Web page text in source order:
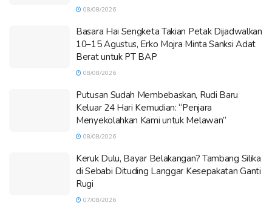
08/08/2026
Basara Hai Sengketa Takian Petak Dijadwalkan
10–15 Agustus, Erko Mojra Minta Sanksi Adat
Berat untuk PT BAP
08/08/2026
Putusan Sudah Membebaskan, Rudi Baru
Keluar 24 Hari Kemudian: “Penjara
Menyekolahkan Kami untuk Melawan”
08/08/2026
Keruk Dulu, Bayar Belakangan? Tambang Silika
di Sebabi Dituding Langgar Kesepakatan Ganti
Rugi
07/08/2026